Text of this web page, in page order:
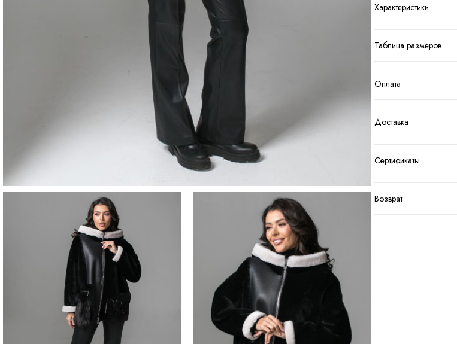
Характеристики
Таблица размеров
Оплата
Доставка
Сертификаты
Возврат